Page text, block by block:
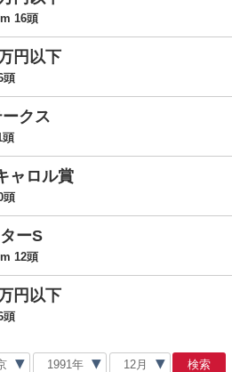
16頭
円以下
頭
クス
頭
ャロル賞
頭
ーS
12頭
円以下
頭
検索